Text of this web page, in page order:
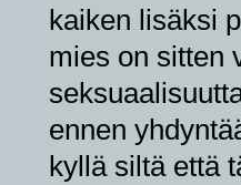
kaiken lisäksi
mies on sitten
ennen
kyllä siltä että